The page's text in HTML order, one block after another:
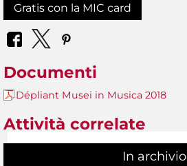
Gratis con la MIC card
Documenti
Dépliant Musei in Musica 2018
Attività correlate
In archivio